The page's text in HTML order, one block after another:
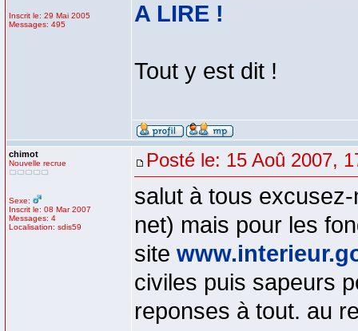
Inscrit le: 29 Mai 2005
Messages: 495
A LIRE !
Tout y est dit !
chimot
Nouvelle recrue
Sexe:
Inscrit le: 08 Mar 2007
Messages: 4
Localisation: sdis59
Posté le: 15 Aoû 2007,
salut à tous
net) mais pour les
site
civiles puis sapeurs
reponses à tout. au